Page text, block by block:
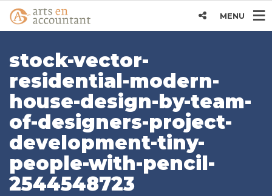
MENU
stock-vector-
residential-modern-
house-design-by-team-
of-designers-project-
development-tiny-
people-with-pencil-
2544548723